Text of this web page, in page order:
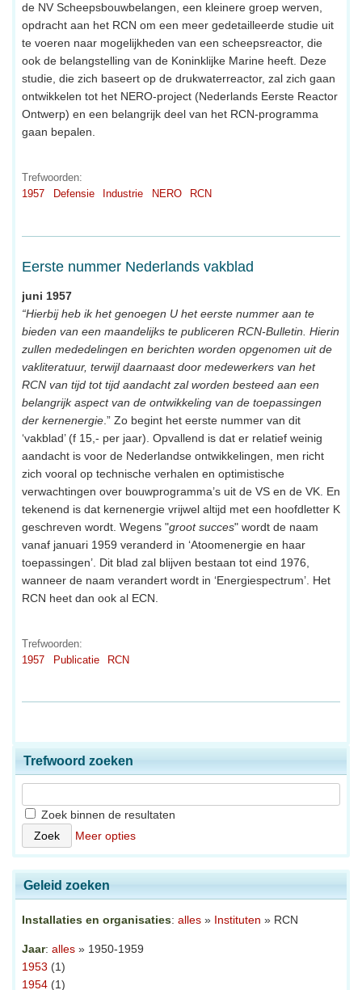
de NV Scheepsbouwbelangen, een kleinere groep werven,
opdracht aan het RCN om een meer gedetailleerde studie uit
te voeren naar mogelijkheden van een scheepsreactor, die
ook de belangstelling van de Koninklijke Marine heeft. Deze
studie, die zich baseert op de drukwaterreactor, zal zich gaan
ontwikkelen tot het NERO-project (Nederlands Eerste Reactor
Ontwerp) en een belangrijk deel van het RCN-programma
gaan bepalen.
Trefwoorden:
1957
Defensie Industrie NERO RCN
Eerste nummer Nederlands vakblad
juni 1957
“Hierbij heb ik het genoegen U het eerste nummer aan te
bieden van een maandelijks te publiceren RCN-Bulletin. Hierin
zullen mededelingen en berichten worden opgenomen uit de
vakliteratuur, terwijl daarnaast door medewerkers van het
RCN van tijd tot tijd aandacht zal worden besteed aan een
belangrijk aspect van de ontwikkeling van de toepassingen
der kernenergie .” Zo begint het eerste nummer van dit
‘vakblad’ (f 15,- per jaar). Opvallend is dat er relatief weinig
aandacht is voor de Nederlandse ontwikkelingen, men richt
zich vooral op technische verhalen en optimistische
verwachtingen over bouwprogramma’s uit de VS en de VK. En
tekenend is dat kernenergie vrijwel altijd met een hoofdletter K
geschreven wordt. Wegens "groot succes" wordt de naam
vanaf januari 1959 veranderd in ‘Atoomenergie en haar
toepassingen’. Dit blad zal blijven bestaan tot eind 1976,
wanneer de naam verandert wordt in ‘Energiespectrum’. Het
RCN heet dan ook al ECN.
Trefwoorden:
1957
Publicatie RCN
Trefwoord zoeken
Zoek binnen de resultaten
Meer opties
Geleid zoeken
Installaties en organisaties: alles » Instituten » RCN
Jaar: alles » 1950-1959
1953 (1)
1954 (1)